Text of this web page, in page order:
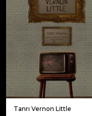
Tanrı Vernon Little